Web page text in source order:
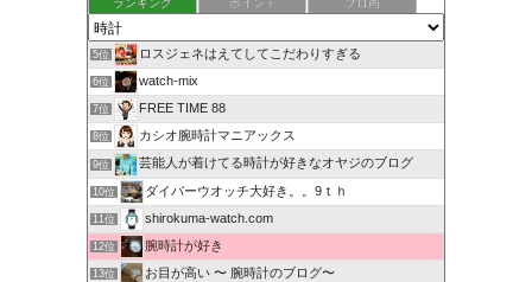
5位 ロスジェネはえてしてこだわりすぎる
6位 watch-mix
7位 FREE TIME 88
8位 カシオ腕時計マニアックス
9位 芸能人が着けてる時計が好きなオヤジのブログ
10位 ダイバーウオッチ大好き。。9ｔｈ
11位 shirokuma-watch.com
12位 腕時計が好き
13位 お目が高い 〜 腕時計のブログ〜